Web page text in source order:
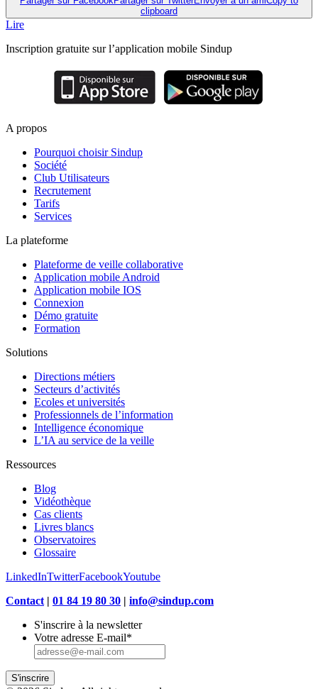
clipboard
Lire
Inscription gratuite sur l’application mobile Sindup
A propos
Pourquoi choisir Sindup
Société
Club Utilisateurs
Recrutement
Tarifs
Services
La plateforme
Plateforme de veille collaborative
Application mobile Android
Application mobile IOS
Connexion
Démo gratuite
Formation
Solutions
Directions métiers
Secteurs d’activités
Ecoles et universités
Professionnels de l’information
Intelligence économique
L’IA au service de la veille
Ressources
Blog
Vidéothèque
Cas clients
Livres blancs
Observatoires
Glossaire
LinkedInTwitterFacebookYoutube
Contact | 01 84 19 80 30 | info@sindup.com
S'inscrire à la newsletter
Votre adresse E-mail*
S'inscrire